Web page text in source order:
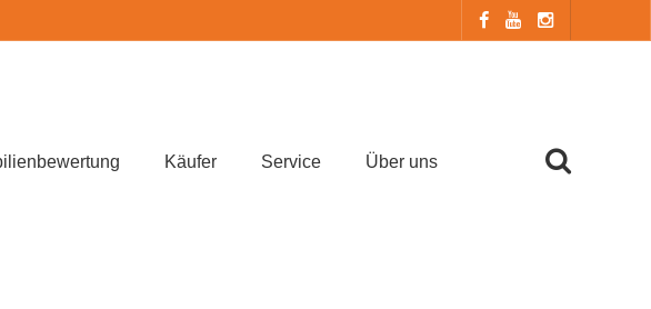
Käufer Service Über uns